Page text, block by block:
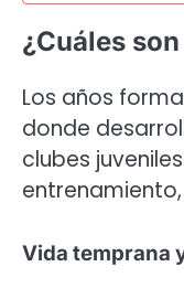
¿Cuáles
Los años
donde
clubes
Vida temprana